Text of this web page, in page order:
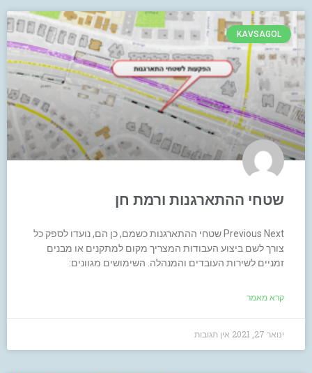
KAVSAGOL
שטחי ההתארגנות ורמת חן
Previous Next שטחי ההתארגנות כשמם, כן הם, נועדו לספק כל
צורך לשם ביצוע העבודות המצריך מקום למתקנים או מבנים
זמניים לשירות העובדים והמנהלה. השימושים מגוונים:
קרא מאמר
ינואר 27, 2021 אין תגובות